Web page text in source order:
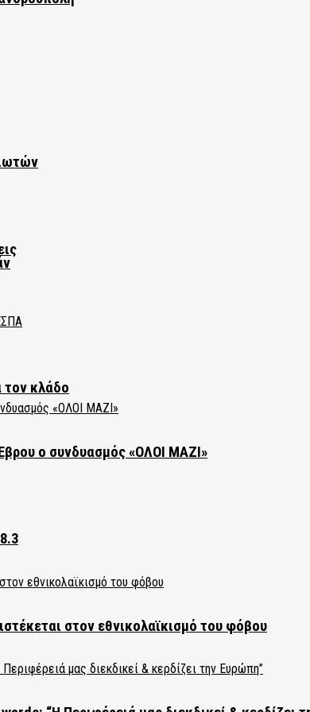
ο συνδυασμός «ΟΛΟΙ ΜΑΖΙ»
στον εθνικολαϊκισμό του φόβου
τον κλάδο